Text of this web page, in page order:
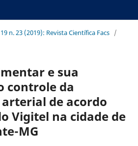
n. 23 (2019): Revista Científica Facs /
e sua
controle da
de acordo
Vigitel na cidade de
MG